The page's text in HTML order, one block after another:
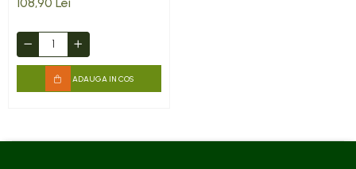
ADAUGA IN COS